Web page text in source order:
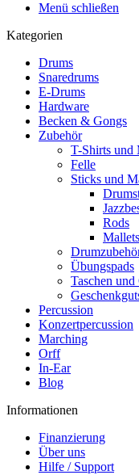
Menü schließen
Kategorien
Drums
Snaredrums
E-Drums
Hardware
Becken & Gongs
Zubehör
T-Shirts und
Felle
Sticks und
Rods
Mallets
Übungspads
Taschen und
Percussion
Konzertpercussion
Marching
Orff
In-Ear
Blog
Informationen
Finanzierung
Über uns
Hilfe / Support